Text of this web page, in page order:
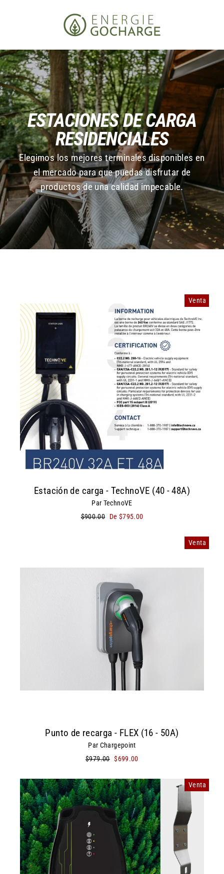
ESTACIONES DE CARGA
RESIDENCIALES
Elegimos los mejores terminales disponibles en
el mercado para que puedas disfrutar de
productos de una calidad impecable.
Venta
Estación de carga - TechnoVE (40 - 48A)
Par TechnoVE
Precio
$900.00
Precio
De $795.00
Venta
Punto de recarga - FLEX (16 - 50A)
Par Chargepoint
Precio
$979.00 Precio
oferta
$699.00
Venta
CA ($)
US ($)
Idioma
ES
EN
FR